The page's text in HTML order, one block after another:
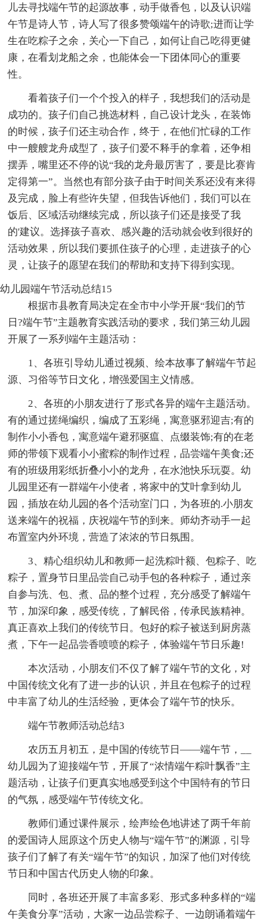
儿去寻找端午节的起源故事，动手做香包，以及认识端
午节是诗人节，诗人写了很多赞颂端午的诗歌;进而让学
生在吃粽子之余，关心一下自己，如何让自己吃得更健
康，在看划龙船之余，也能体会一下团体同心的重要
性。
看着孩子们一个个投入的样子，我想我们的活动是
成功的。孩子们自己挑选材料，自己设计龙头，在装饰
的时候，孩子们还主动合作，终于，在他们忙碌的工作
中一艘艘龙舟成型了，孩子们爱不释手的拿着，还争相
摆弄，嘴里还不停的说“我的龙舟最厉害了，要是比赛肯
定得第一”。当然也有部分孩子由于时间关系还没有来得
及完成，脸上有些许失望，但我告诉他们，我们可以在
饭后、区域活动继续完成，所以孩子们还是接受了我
的'建议。选择孩子喜欢、感兴趣的活动就会收到很好的
活动效果，所以我们要抓住孩子的心理，走进孩子的心
灵，让孩子的愿望在我们的帮助和支持下得到实现。
幼儿园端午节活动总结15
根据市县教育局决定在全市中小学开展“我们的节
日?端午节”主题教育实践活动的要求，我们第三幼儿园
开展了一系列端午主题活动：
1、各班引导幼儿通过视频、绘本故事了解端午节起
源、习俗等节日文化，增强爱国主义情感。
2、各班的小朋友进行了形式各异的端午主题活动。
有的通过搓绳编织，编成了五彩绳，寓意驱邪迎吉;有的
制作小小香包，寓意端午避邪驱瘟、点缀装饰;有的在老
师的带领下观看小小蜜粽的制作过程，品尝端午美食;还
有的班级用彩纸折叠小小的龙舟，在水池快乐玩耍。幼
儿园里还有一群端午小使者，将家中的艾叶拿到幼儿
园，插放在幼儿园的各个活动室门口，为各班的.小朋友
送来端午的祝福，庆祝端午节的到来。师幼齐动手一起
布置室内外环境，营造了浓浓的节日氛围。
3、精心组织幼儿和教师一起洗粽叶额、包粽子、吃
粽子，置身节日里品尝自己动手包的各种粽子，通过亲
自参与洗、包、煮、品的整个过程，充分感受了解端午
节，加深印象，感受传统，了解民俗，传承民族精神。
真正喜欢上我们的传统节日。包好的粽子被送到厨房蒸
煮，下午一起品尝香喷喷的粽子，体验端午节日乐趣!
本次活动，小朋友们不仅了解了端午节的文化，对
中国传统文化有了进一步的认识，并且在包粽子的过程
中丰富了幼儿的生活经验，更体会了端午节的快乐。
端午节教师活动总结3
农历五月初五，是中国的传统节日——端午节，__
幼儿园为了迎接端午节，开展了“浓情端午粽叶飘香”主
题活动，让孩子们更真实地感受到这个中国特有的节日
的气氛，感受端午节传统文化。
教师们通过课件展示，绘声绘色地讲述了两千年前
的爱国诗人屈原这个历史人物与“端午节”的渊源，引导
孩子们了解了有关“端午节”的知识，加深了他们对传统
节日和中国古代历史人物的印象。
同时，各班还开展了丰富多彩、形式多种多样的“端
午美食分享”活动，大家一边品尝粽子、一边朗诵着端午